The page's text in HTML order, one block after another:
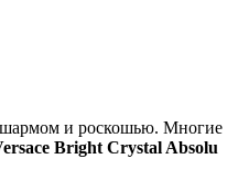
шармом и роскошью. Многие
Bright Crystal Absolu